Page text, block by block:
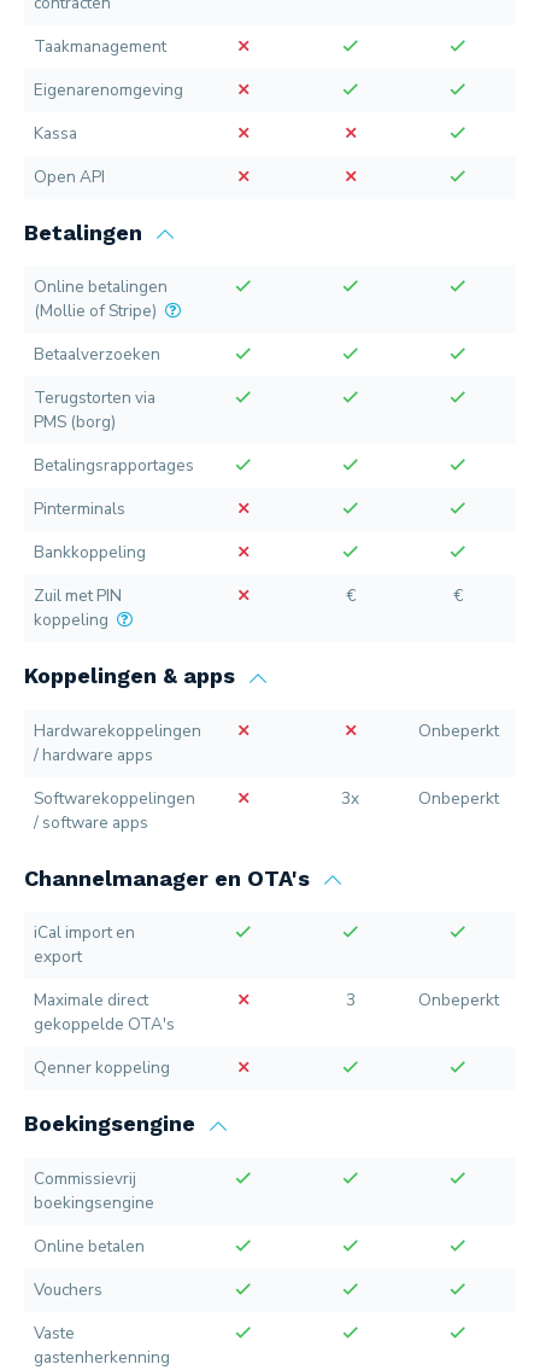
Taakmanagement
Eigenarenomgeving
Kassa
Open API
Betalingen
Online betalingen
(Mollie of Stripe)
Betaalverzoeken
Terugstorten via
PMS (borg)
Betalingsrapportages
Pinterminals
Bankkoppeling
Zuil met PIN
koppeling
€ €
Koppelingen & apps
Hardwarekoppelingen
/ hardware apps
Onbeperkt
Softwarekoppelingen
/ software apps
3x Onbeperkt
Channelmanager en OTA's
iCal import en
export
Maximale direct
gekoppelde OTA's
3 Onbeperkt
Qenner koppeling
Boekingsengine
Commissievrij
boekingsengine
Online betalen
Vouchers
Vaste
gastenherkenning